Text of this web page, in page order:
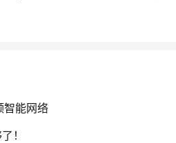
智能网络
！